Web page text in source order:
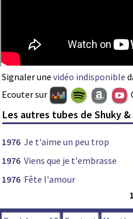
Signaler une vidéo indisponible
Ecouter sur
Les autres tubes de Shuky &
1976 Je t'aime un peu trop
1976 Viens que je t'embrasse
1976 Fête l'amour
1